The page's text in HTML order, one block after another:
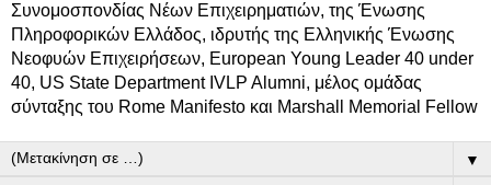
Συνομοσπονδίας Νέων Επιχειρηματιών, της Ένωσης
Πληροφορικών Ελλάδος, ιδρυτής της Ελληνικής Ένωσης
Νεοφυών Επιχειρήσεων, European Young Leader 40 under
40, US State Department IVLP Alumni, μέλος ομάδας
σύνταξης του Rome Manifesto και Marshall Memorial Fellow
▼